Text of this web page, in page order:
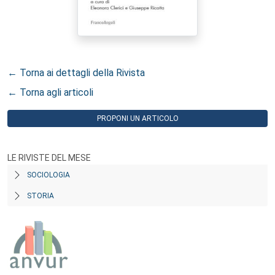
← Torna ai dettagli della Rivista
← Torna agli articoli
PROPONI UN ARTICOLO
LE RIVISTE DEL MESE
SOCIOLOGIA
STORIA